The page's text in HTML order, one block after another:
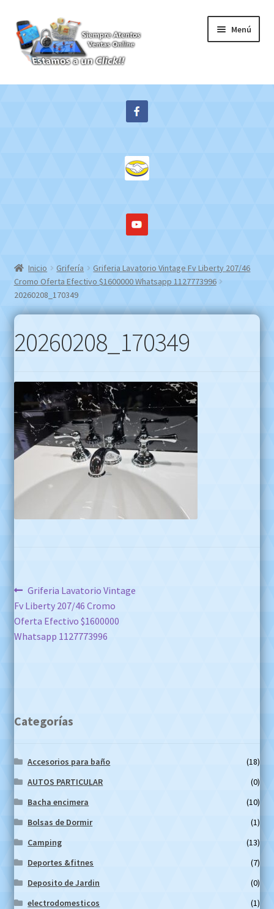
Ir
a
la
navegación
Ir
al
contenido
Menú
Inicio
Inicio Grifería
Griferia Lavatorio Vintage Fv Liberty 207/46
Cromo Oferta Efectivo $1600000 Whatsapp 1127773996
20260208_170349
20260208_170349
Navegación
de
entradas
Anterior:
Griferia Lavatorio Vintage
Fv Liberty 207/46 Cromo
Oferta Efectivo $1600000
Whatsapp 1127773996
Categorías
Accesorios para baño
(18)
AUTOS PARTICULAR
(0)
Bacha encimera
(10)
Bolsas de Dormir
(1)
Camping
(13)
Deportes &fitnes
(7)
Deposito de Jardin
(0)
electrodomesticos
(1)